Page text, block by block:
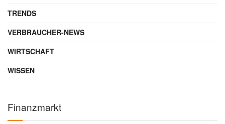
TRENDS
VERBRAUCHER-NEWS
WIRTSCHAFT
WISSEN
Finanzmarkt